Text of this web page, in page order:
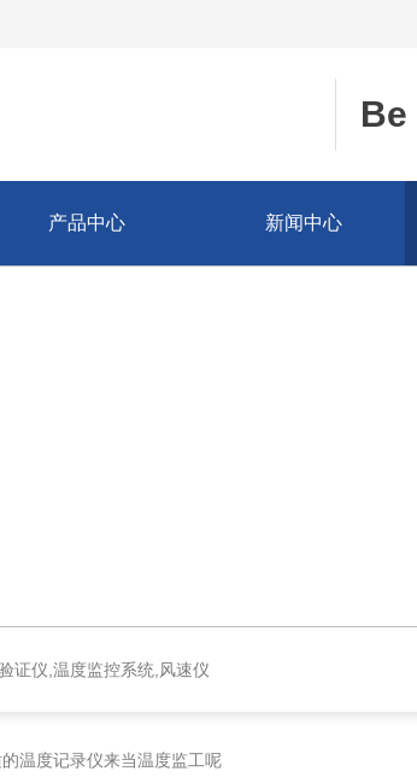
Be
产品中心 新闻中心
证仪,温度监控系统,风速仪
温度记录仪来当温度监工呢